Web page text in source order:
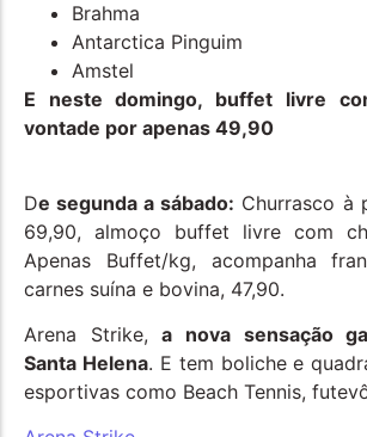
Brahma
Antarctica Pinguim
Amstel
E neste domingo, buffet livre
vontade por apenas 49,90
De segunda a sábado: Churrasco à
69,90, almoço buffet livre com
Apenas Buffet/kg, acompanha
carnes suína e bovina, 47,90.
Arena Strike,a nova sensação
Santa Helena. E tem boliche e
esportivas como Beach Tennis,